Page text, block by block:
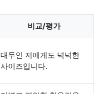
비교/평가
대두인 저에게도 넉넉한
사이즈입니다.